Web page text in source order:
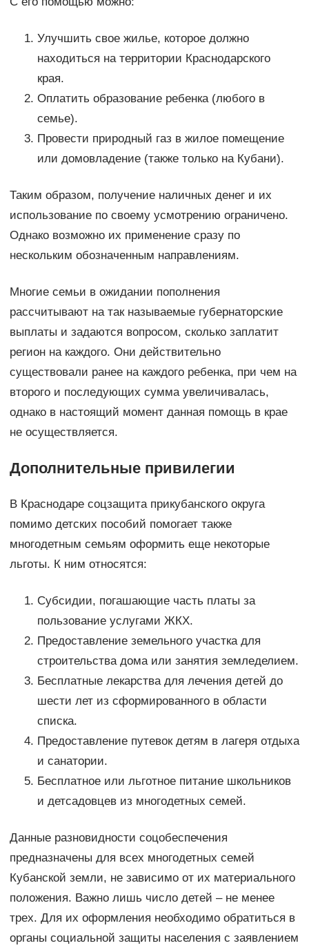
Улучшить свое жилье, которое должно
находиться на территории Краснодарского
края.
Оплатить образование ребенка (любого в
семье).
Провести природный газ в жилое помещение
или домовладение (также только на Кубани).
Таким образом, получение наличных денег и их
использование по своему усмотрению ограничено.
Однако возможно их применение сразу по
нескольким обозначенным направлениям.
Многие семьи в ожидании пополнения
рассчитывают на так называемые губернаторские
выплаты и задаются вопросом, сколько заплатит
регион на каждого. Они действительно
существовали ранее на каждого ребенка, при чем на
второго и последующих сумма увеличивалась,
однако в настоящий момент данная помощь в крае
не осуществляется.
Дополнительные привилегии
В Краснодаре соцзащита прикубанского округа
помимо детских пособий помогает также
многодетным семьям оформить еще некоторые
льготы. К ним относятся:
Субсидии, погашающие часть платы за
пользование услугами ЖКХ.
Предоставление земельного участка для
строительства дома или занятия земледелием.
Бесплатные лекарства для лечения детей до
шести лет из сформированного в области
списка.
Предоставление путевок детям в лагеря отдыха
и санатории.
Бесплатное или льготное питание школьников
и детсадовцев из многодетных семей.
Данные разновидности соцобеспечения
предназначены для всех многодетных семей
Кубанской земли, не зависимо от их материального
положения. Важно лишь число детей – не менее
трех. Для их оформления необходимо обратиться в
органы социальной защиты населения с заявлением